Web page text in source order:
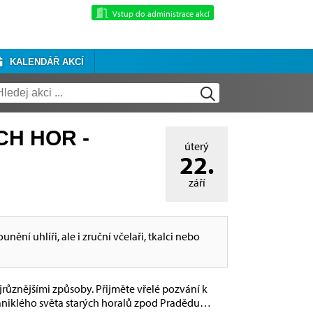
Vstup do administrace akcí
KALENDÁŘ AKCÍ
úterý
22.
září
HOR -
uhlíři, ale i zruční včelaři, tkalci nebo
způsoby. Přijměte vřelé pozvání k
světa starých horalů zpod Pradědu…